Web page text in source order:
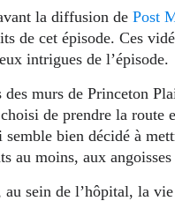
la diffusion de Post
de cet épisode. Ces
intrigues de l’épisode.
des murs de Princeton
de prendre la route
semble bien décidé à
au moins, aux
au sein de l’hôpital, la